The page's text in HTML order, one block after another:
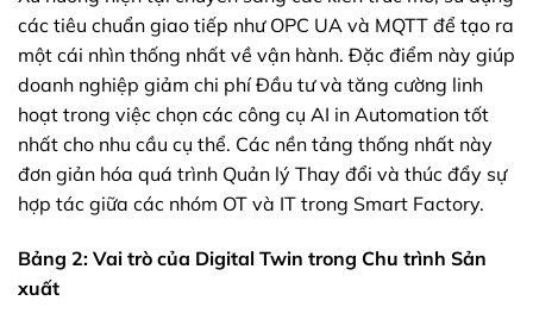
các tiêu chuẩn giao tiếp như OPC UA và MQTT để tạo ra
một cái nhìn thống nhất về vận hành. Đặc điểm này giúp
doanh nghiệp giảm chi phí Đầu tư và tăng cường linh
hoạt trong việc chọn các công cụ AI in Automation tốt
nhất cho nhu cầu cụ thể. Các nền tảng thống nhất này
đơn giản hóa quá trình Quản lý Thay đổi và thúc đẩy sự
hợp tác giữa các nhóm OT và IT trong Smart Factory.
Bảng 2: Vai trò của Digital Twin trong Chu trình Sản
xuất